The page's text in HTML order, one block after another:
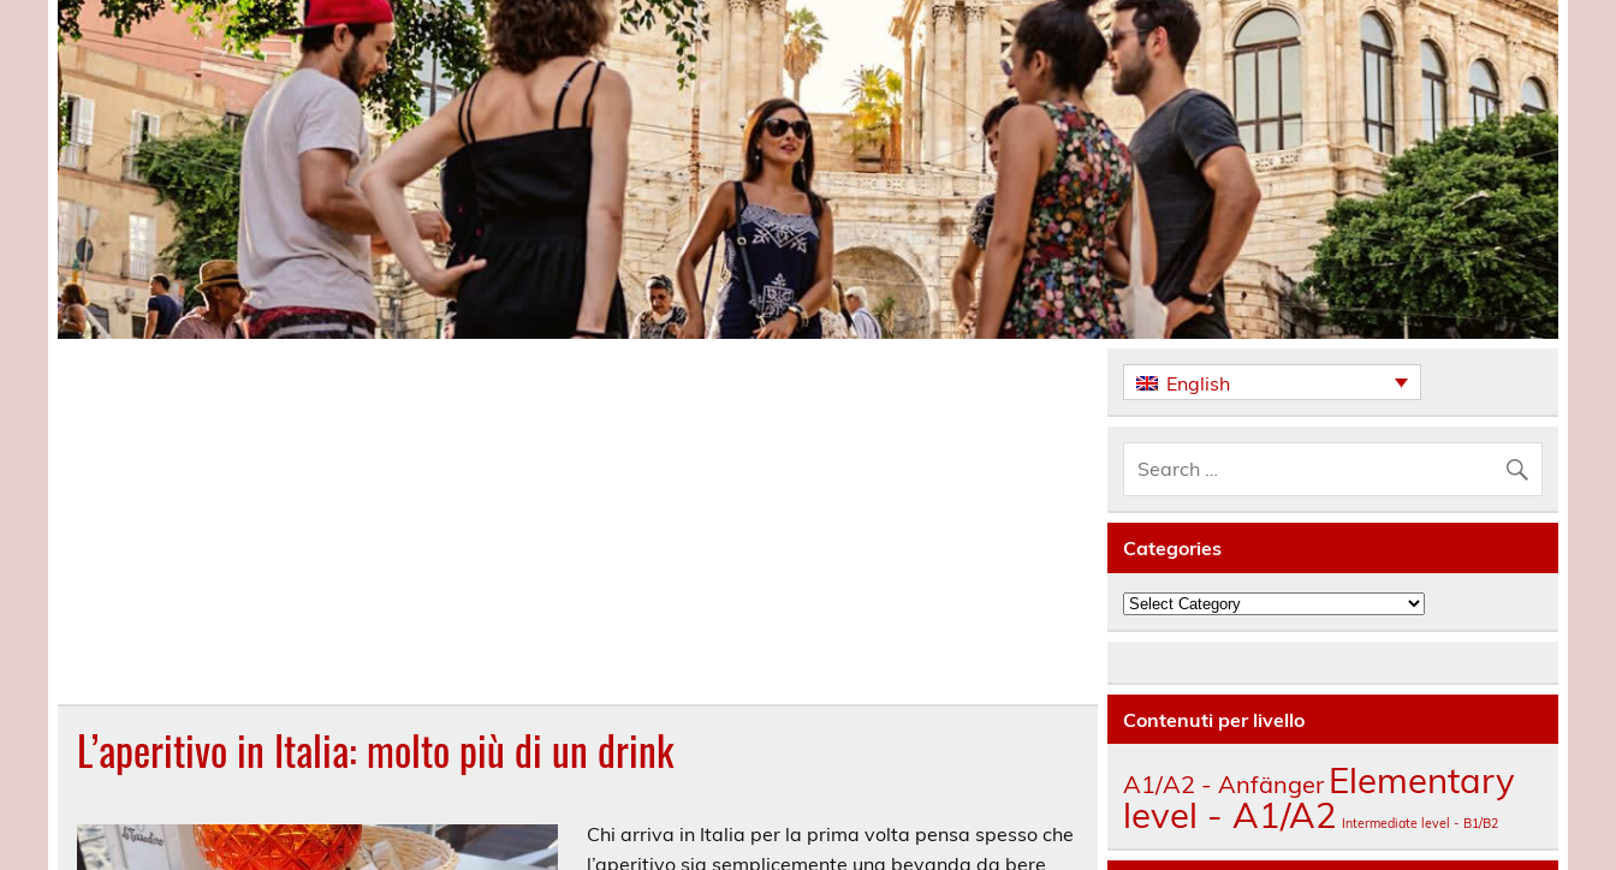
L’aperitivo in Italia: molto più di un drink
Chi arriva in Italia per la prima volta pensa spesso che
l’aperitivo sia semplicemente una bevanda da bere
English
Categories
Categories
Contenuti per livello
A1/A2 - Anfänger Elementary
level - A1/A2 Intermediate level - B1/B2